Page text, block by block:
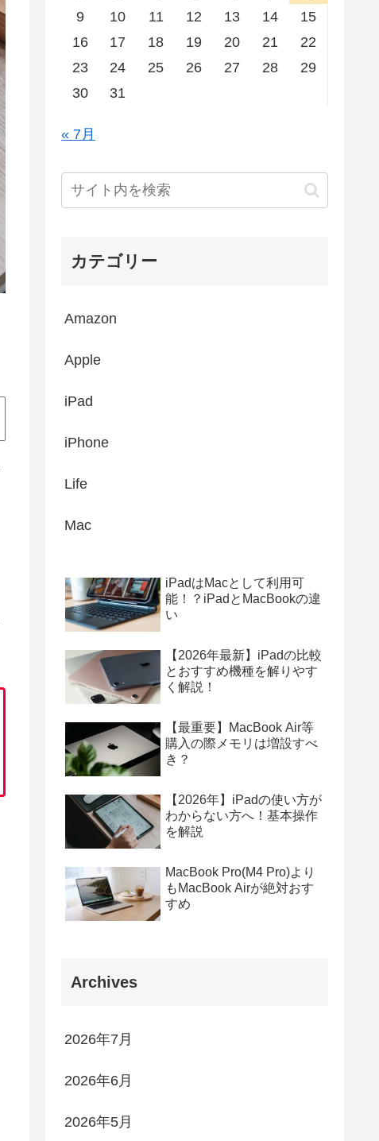
9
10 11 12 13 14
15
16
17 18 19 20 21
22
23
24 25 26 27 28
29
30
31
« 7月
カテゴリー
Amazon
Apple
iPad
iPhone
Life
Mac
iPadはMacとして利用可
能！？iPadとMacBookの違
い
【2026年最新】iPadの比較
とおすすめ機種を解りやす
く解説！
【最重要】MacBook Air等
購入の際メモリは増設すべ
き？
【2026年】iPadの使い方が
わからない方へ！基本操作
を解説
MacBook Pro(M4 Pro)より
もMacBook Airが絶対おす
すめ
Archives
2026年7月
2026年6月
2026年5月